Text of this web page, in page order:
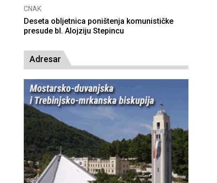
CNAK
Deseta obljetnica poništenja komunističke
presude bl. Alojziju Stepincu
Adresar